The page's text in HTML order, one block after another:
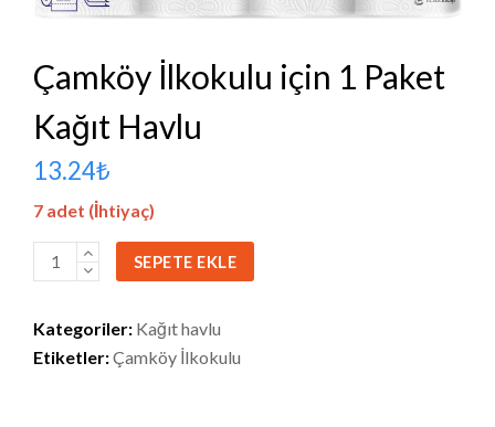
Çamköy İlkokulu için 1 Paket
Kağıt Havlu
13.24₺
7 adet (İhtiyaç)
Çamköy
İlkokulu
1
Paket
SEPETE EKLE
Kategoriler: Kağıt havlu
Etiketler:Çamköy İlkokulu